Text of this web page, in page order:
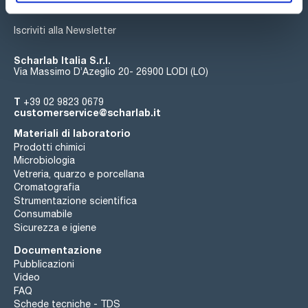
Iscriviti alla Newsletter
Scharlab Italia S.r.l.
Via Massimo D’Azeglio 20- 26900 LODI (LO)
T +39 02 9823 0679
customerservice@scharlab.it
Materiali di laboratorio
Prodotti chimici
Microbiologia
Vetreria, quarzo e porcellana
Cromatografia
Strumentazione scientifica
Consumabile
Sicurezza e igiene
Documentazione
Pubblicazioni
Video
FAQ
Schede tecniche - TDS